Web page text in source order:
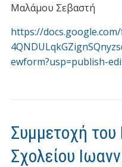
Μαλάμου Σεβαστή
https://
ewform?usp=publish-
Συμμετοχή
Σχολείου